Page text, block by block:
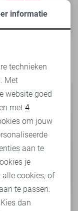
-30%
informatie
technieken
Met
website goed
met 4
om jouw
aan te
je
alle cookies, of
te passen.
dan